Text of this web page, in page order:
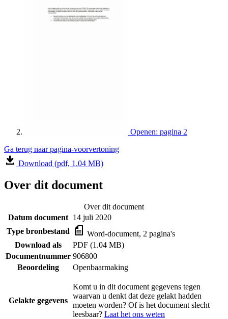
Openen: pagina 2
Ga terug naar pagina-voorvertoning
Download (pdf, 1.04 MB)
Over dit document
Over dit document
Datum document 14 juli 2020
Type bronbestand
Word-document, 2 pagina's
Download als
PDF (1.04 MB)
Documentnummer 906800
Beoordeling
Openbaarmaking
Gelakte gegevens
Komt u in dit document gegevens tegen
waarvan u denkt dat deze gelakt hadden
moeten worden? Of is het document slecht
leesbaar? Laat het ons weten